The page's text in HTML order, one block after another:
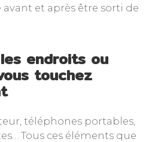
et après être sorti de
endroits ou
touchez
téléphones portables,
Tous ces éléments que